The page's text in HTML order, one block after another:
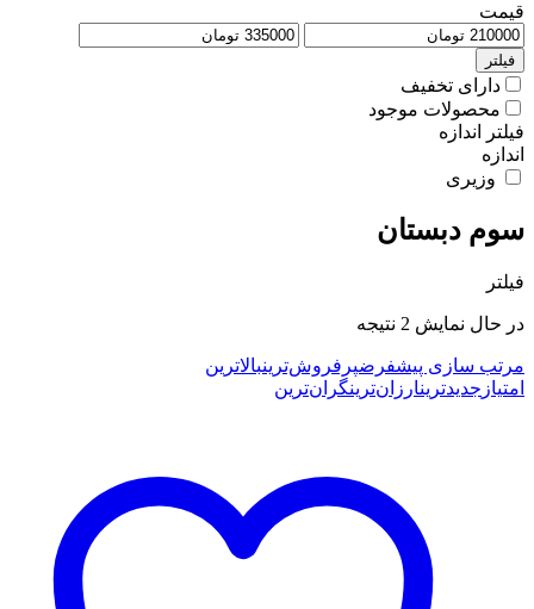
قیمت
فیلتر
دارای تخفیف
محصولات موجود
فیلتر اندازه
اندازه
وزیری
سوم دبستان
فیلتر
در حال نمایش 2 نتیجه
latestمرتب سازی پیشفرضپرفروش‌ترینبالاترین
امتیاز جدیدترینارزان‌ترینگران‌ترین